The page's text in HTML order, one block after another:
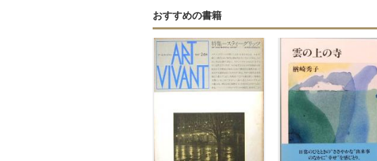
おすすめの書籍